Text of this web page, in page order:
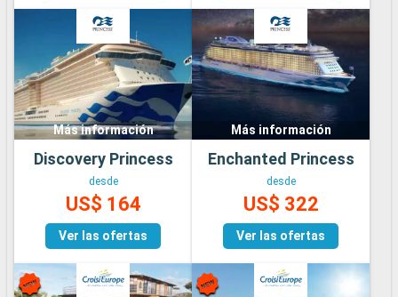
Más información
Discovery Princess
desde
US$ 164
Ver las ofertas
Más información
Enchanted Princess
desde
US$ 322
Ver las ofertas